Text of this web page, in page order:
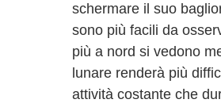
schermare il suo
sono più facili da
più a nord si vedono
lunare renderà più
attività costante che